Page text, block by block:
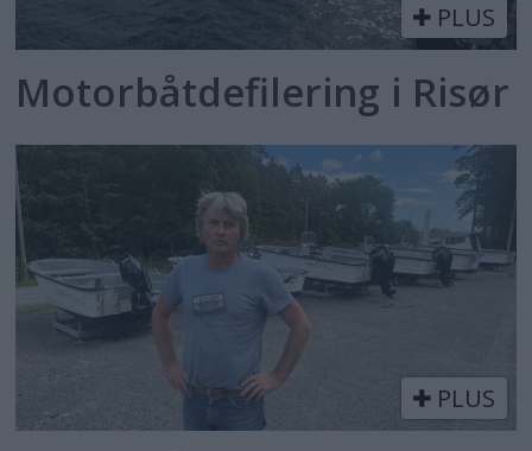
PLUS
Motorbåtdefilering i Risør
PLUS